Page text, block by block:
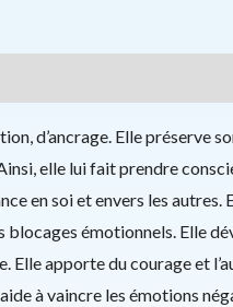
d’ancrage. Elle préserve
elle lui fait prendre
en soi et envers les autres.
émotionnels. Elle
Elle apporte du courage et
à vaincre les émotions